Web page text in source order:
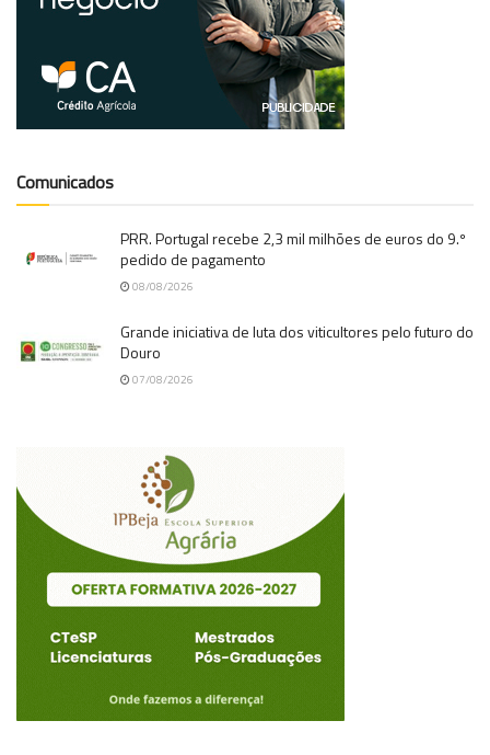
Comunicados
PRR. Portugal recebe 2,3 mil milhões de euros do 9.º
pedido de pagamento
08/08/2026
Grande iniciativa de luta dos viticultores pelo futuro do
Douro
07/08/2026